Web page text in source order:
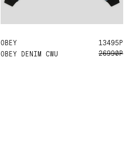
OBEY
OBEY DENIM CWU
L
13495Р
26990Р